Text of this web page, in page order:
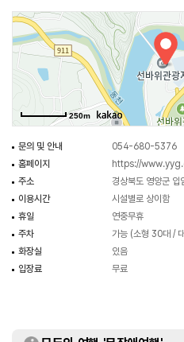
250m
문의 및 안내
054-680-5376
홈페이지
https://
주소
경상북도 영양군
이용시간
시설별로 상이함
휴일
연중무휴
주차
가능 (소형 30대 /
화장실
있음
입장료
무료